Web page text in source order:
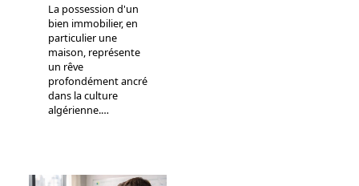
La possession d'un
bien immobilier, en
particulier une
maison, représente
un rêve
profondément ancré
dans la culture
algérienne.…